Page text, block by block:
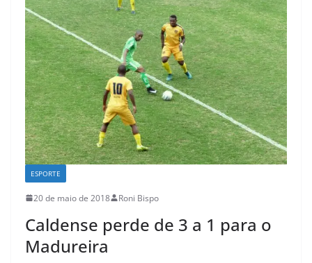
ESPORTE
20 de maio de 2018 Roni Bispo
Caldense perde de 3 a 1 para o
Madureira